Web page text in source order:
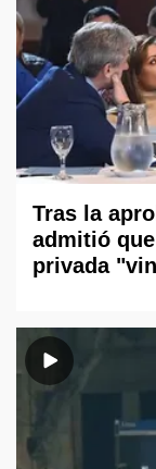
Tras la
admitió
privada